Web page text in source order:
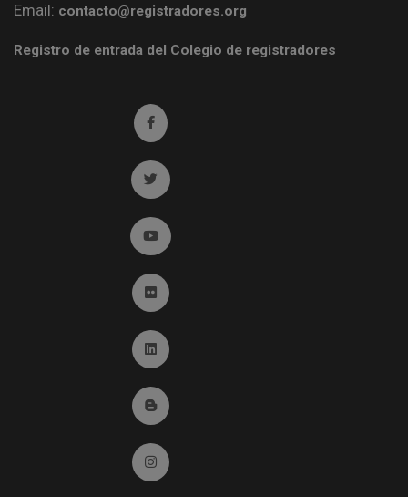
Email: contacto@registradores.org
Registro de entrada del Colegio de registradores
Ir a facebook (abre en ventana nueva)
Ir a twitter (abre en ventana nueva)
Ir a YouTube (abre en ventana nueva)
Ir a Flickr (abre en ventana nueva)
Ir a Linkedin (abre en ventana nueva)
Ir al Blog (abre en ventana nueva)
Ir a Instagram (abre en ventana nueva)